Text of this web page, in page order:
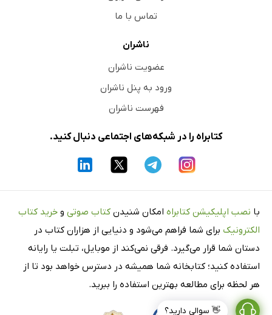
👋 سوالی دارید؟
تماس با ما
ناشران
عضویت ناشران
ورود به پنل ناشران
فهرست ناشران
کتابراه را در شبکه‌های اجتماعی دنبال کنید.
با نصب اپلیکیشن کتابراه امکان شنیدن کتاب صوتی و خرید کتاب
الکترونیک برای شما فراهم می‌شود و دنیایی از هزاران کتاب در
دستان شما قرار می‌گیرد. فرقی نمی‌کند از موبایل، تبلت یا رایانه
استفاده کنید؛ کتابخانه شما همیشه در دسترس خواهد بود تا از
هر لحظه برای مطالعه بهترین استفاده را ببرید.